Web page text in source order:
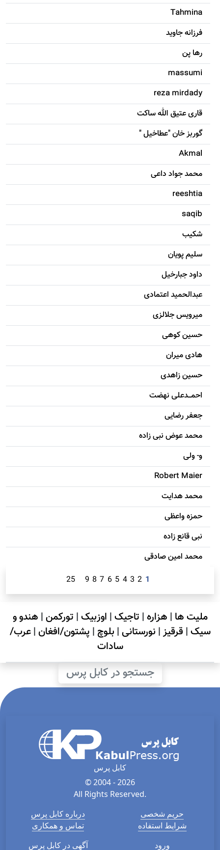
Tahmina
فرزانه جاويد
رها پن
massumi
reza mirdady
قاری عتیق الله ساکت
گوربز خان "عطاخیل "
Akmal
محمد جواد داعی
reeshtia
saqib
شکيب
سليم پویان
داود جبارخیل
عبدالحمید اعتمادی
میرویس جلالزی
حسين کوهی
هادی ميران
حسين زاهدی
احمـــدعلی نهضت
جعفر رضایی
محمد عوض نبی زاده
و- ولی
Robert Maier
محمد هدایت
حمزه واعظی
نبی قانع زاده
محمد امين صادقی
1
2
3
4
5
6
7
8
9
25
ملیت ها | هزاره| تاجیک| اوزبیک| تورکمن| هندو و
سیک| قرقیز| نورستانی| بلوچ | پشتون/افغان|عرب/
سادات
جستجو در کابل پرس
کابل پرس
© 2004 - 2026
All Rights Reserved.
درباره کابل پرس
تماس و همکاری
حریم شخصی
شرایط استفاده
آگهی در کابل پرس
ورود